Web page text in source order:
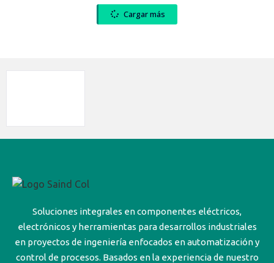
Cargar más
Soluciones integrales en componentes eléctricos,
electrónicos y herramientas para desarrollos industriales
en proyectos de ingeniería enfocados en automatización y
control de procesos. Basados en la experiencia de nuestro